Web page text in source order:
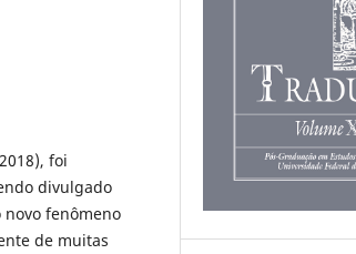
foi
divulgado
novo fenômeno
de muitas